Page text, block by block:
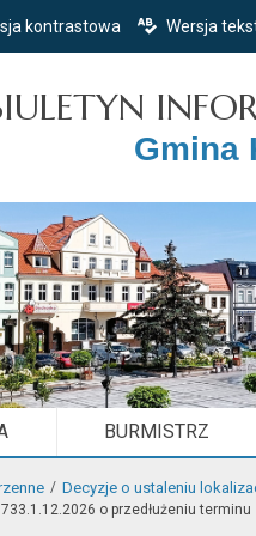
Przejdź
Przejdź
kontrastowa Wersja
Gmina
BURMISTRZ
Decyzje o ustaleniu
o przedłużeniu terminu